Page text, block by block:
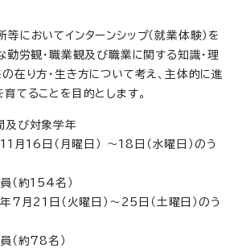
においてインターンシップ（就業体験）を
勤労観・職業観及び職業に関する知識・理
在り方・生き方について考え、主体的に進
てることを目的とします。
び対象学年
月16日（月曜日） ～18日（水曜日）のう
（約154名）
7月21日（火曜日）～25日（土曜日）のう
（約78名）